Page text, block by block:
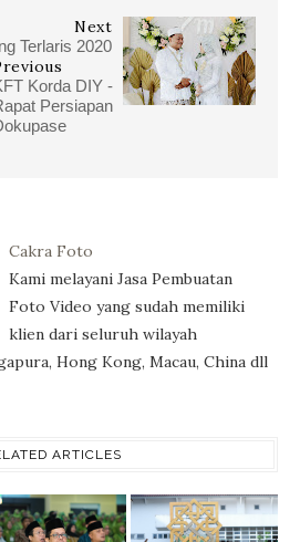
Next
Terlaris 2020
Korda DIY -
Persiapan
Cakra Foto
Kami melayani Jasa Pembuatan
Foto Video yang sudah memiliki
klien dari seluruh wilayah
Hong Kong, Macau, China dll
ARTICLES